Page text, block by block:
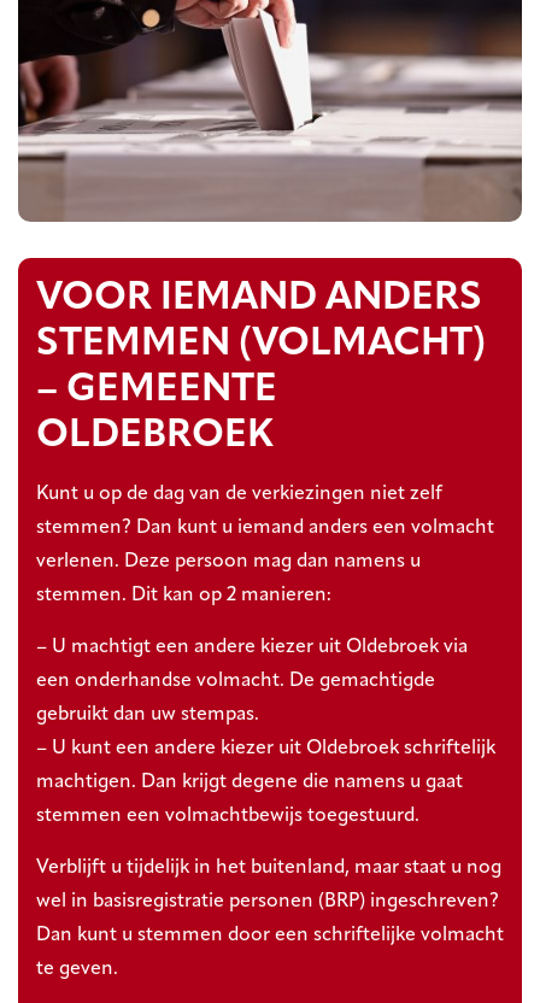
VOOR IEMAND ANDERS
STEMMEN (VOLMACHT)
– GEMEENTE
OLDEBROEK
Kunt u op de dag van de verkiezingen niet zelf
stemmen? Dan kunt u iemand anders een volmacht
verlenen. Deze persoon mag dan namens u
stemmen. Dit kan op 2 manieren:
– U machtigt een andere kiezer uit Oldebroek via
een onderhandse volmacht. De gemachtigde
gebruikt dan uw stempas.
– U kunt een andere kiezer uit Oldebroek schriftelijk
machtigen. Dan krijgt degene die namens u gaat
stemmen een volmachtbewijs toegestuurd.
Verblijft u tijdelijk in het buitenland, maar staat u nog
wel in basisregistratie personen (BRP) ingeschreven?
Dan kunt u stemmen door een schriftelijke volmacht
te geven.